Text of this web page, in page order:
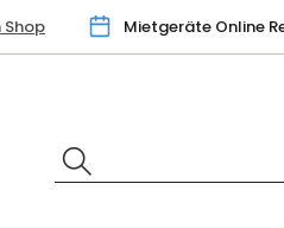
Shop Mietgeräte Online